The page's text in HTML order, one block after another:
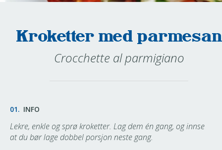
Kroketter med parmesan
Crocchette al parmigiano
01. INFO
Lekre, enkle og sprø kroketter. Lag dem én gang, og innse
at du bør lage dobbel porsjon neste gang.